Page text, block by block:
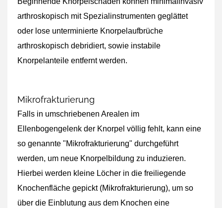
arthroskopisch mit Spezialinstrumenten geglättet
oder lose unterminierte Knorpelaufbrüche
arthroskopisch debridiert, sowie instabile
Knorpelanteile entfernt werden.
Mikrofrakturierung
Falls in umschriebenen Arealen im
Ellenbogengelenk der Knorpel völlig fehlt, kann eine
so genannte "Mikrofrakturierung" durchgeführt
werden, um neue Knorpelbildung zu induzieren.
Hierbei werden kleine Löcher in die freiliegende
Knochenfläche gepickt (Mikrofrakturierung), um so
über die Einblutung aus dem Knochen eine